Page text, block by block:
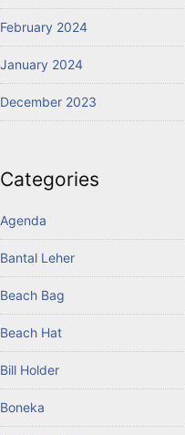
February 2024
January 2024
December 2023
Categories
Agenda
Bantal Leher
Beach Bag
Beach Hat
Bill Holder
Boneka